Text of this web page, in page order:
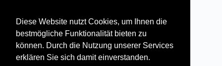
Diese Website nutzt Cookies, um Ihnen die
bestmögliche Funktionalität bieten zu
können. Durch die Nutzung unserer Services
erklären Sie sich damit einverstanden.